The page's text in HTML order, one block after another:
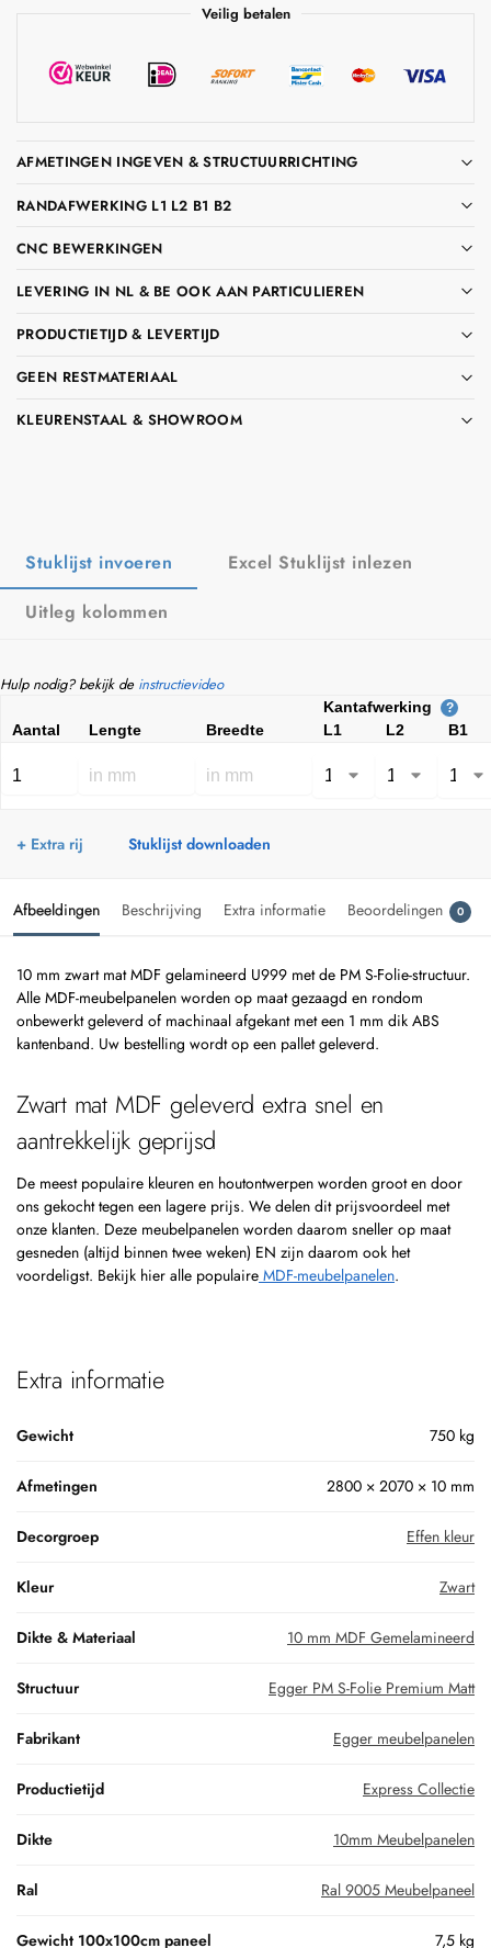
Veilig betalen
AFMETINGEN INGEVEN & STRUCTUURRICHTING
RANDAFWERKING L1 L2 B1 B2
CNC BEWERKINGEN
LEVERING IN NL & BE OOK AAN PARTICULIEREN
PRODUCTIETIJD & LEVERTIJD
GEEN RESTMATERIAAL
KLEURENSTAAL & SHOWROOM
Stuklijst invoeren
Excel Stuklijst inlezen
Uitleg kolommen
Hulp nodig? bekijk de instructievideo
Kantafwerking ?
Aantal Lengte Breedte L1 L2 B1
+ Extra rij Stuklijst downloaden
Afbeeldingen Beschrijving Extra informatie Beoordelingen 0
10 mm zwart mat MDF gelamineerd U999 met de PM S-Folie-structuur.
Alle MDF-meubelpanelen worden op maat gezaagd en rondom
onbewerkt geleverd of machinaal afgekant met een 1 mm dik ABS
kantenband. Uw bestelling wordt op een pallet geleverd.
Zwart mat MDF geleverd extra snel en
aantrekkelijk geprijsd
De meest populaire kleuren en houtontwerpen worden groot en door
ons gekocht tegen een lagere prijs. We delen dit prijsvoordeel met
onze klanten. Deze meubelpanelen worden daarom sneller op maat
gesneden (altijd binnen twee weken) EN zijn daarom ook het
voordeligst. Bekijk hier alle populaire MDF-meubelpanelen.
Extra informatie
Gewicht 750 kg
Afmetingen 2800 × 2070 × 10 mm
Decorgroep Effen kleur
Kleur Zwart
Dikte & Materiaal 10 mm MDF Gemelamineerd
Structuur Egger PM S-Folie Premium Matt
Fabrikant Egger meubelpanelen
Productietijd Express Collectie
Dikte 10mm Meubelpanelen
Ral Ral 9005 Meubelpaneel
Gewicht 100x100cm paneel 7,5 kg